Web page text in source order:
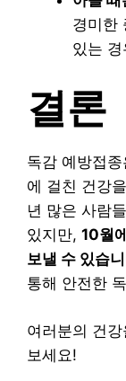
경미한
있는
결론
독감 예방접
에 걸친 건강
년 많은 사람
있지만, 10월
보낼 수 있습
통해 안전한
여러분의 건
보세요!